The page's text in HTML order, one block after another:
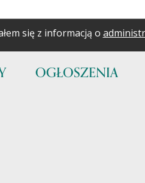
się z informacją o
OGŁOSZENIA